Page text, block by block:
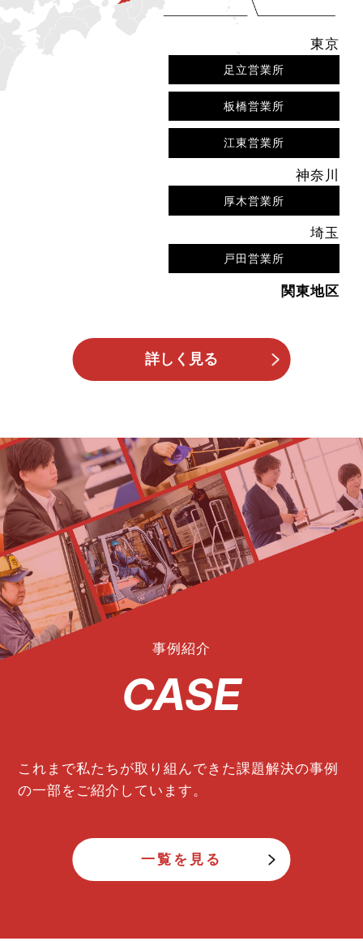
東京
足立営業所
板橋営業所
江東営業所
神奈川
厚木営業所
埼玉
戸田営業所
関東地区
詳しく見る
事例紹介
CASE
これまで私たちが取り組んできた課題解決の事例
の一部をご紹介しています。
一覧を見る